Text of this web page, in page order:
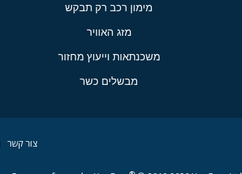
מימון רכב רק תבקש
מזג האוויר
משכנתאות וייעוץ מחזור
מבשלים כשר
צור קשר